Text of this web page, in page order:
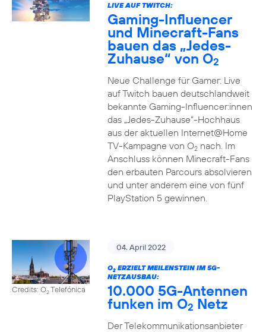
LIVE AUF TWITCH:
Gaming-Influencer
und Minecraft-Fans
bauen das „Jedes-
Zuhause“ von O2
Neue Challenge für Gamer: Live
auf Twitch bauen deutschlandweit
bekannte Gaming-Influencer:innen
das „Jedes-Zuhause“-Hochhaus
aus der aktuellen Internet@Home
TV-Kampagne von O2nach. Im
Anschluss können Minecraft-Fans
den erbauten Parcours absolvieren
und unter anderem eine von fünf
PlayStation 5 gewinnen.
Credits: O2Telefónica
04. April 2022
O2ERZIELT MEILENSTEIN IM 5G-
NETZAUSBAU:
10.000 5G-Antennen
funken im O2 Netz
Der Telekommunikationsanbieter